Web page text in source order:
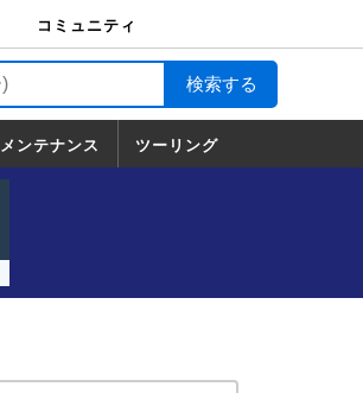
コミュニティ
メンテナンス ツーリング